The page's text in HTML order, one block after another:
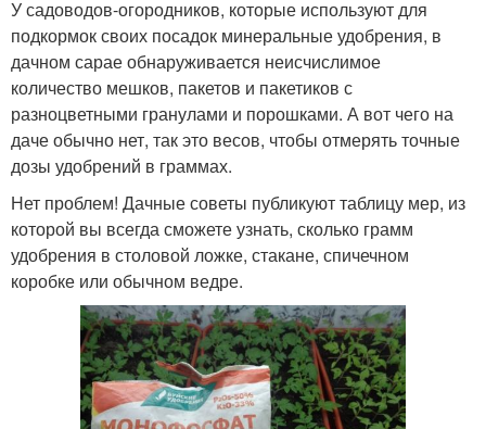
У садоводов-огородников, которые используют для
подкормок своих посадок минеральные удобрения, в
дачном сарае обнаруживается неисчислимое
количество мешков, пакетов и пакетиков с
разноцветными гранулами и порошками. А вот чего на
даче обычно нет, так это весов, чтобы отмерять точные
дозы удобрений в граммах.
Нет проблем! Дачные советы публикуют таблицу мер, из
которой вы всегда сможете узнать, сколько грамм
удобрения в столовой ложке, стакане, спичечном
коробке или обычном ведре.